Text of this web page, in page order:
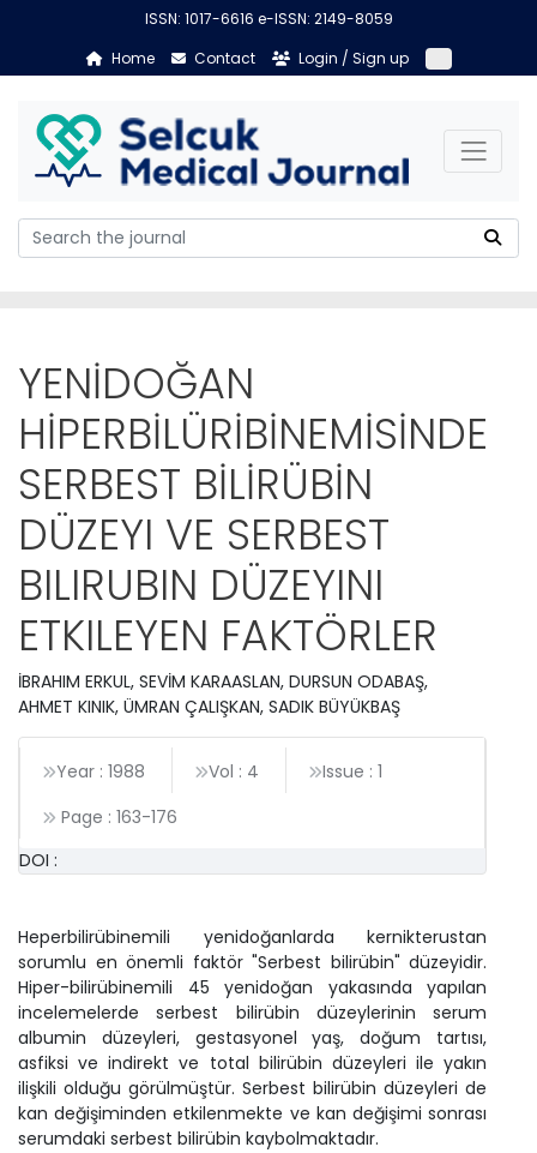
ISSN: 1017-6616 e-ISSN: 2149-8059
Home
Contact Login / Sign up
YENİDOĞAN
HİPERBİLÜRİBİNEMİSİNDE
SERBEST BİLİRÜBİN
DÜZEYI VE SERBEST
BILIRUBIN DÜZEYINI
ETKILEYEN FAKTÖRLER
İBRAHIM ERKUL, SEVİM KARAASLAN, DURSUN ODABAŞ,
AHMET KINIK, ÜMRAN ÇALIŞKAN, SADIK BÜYÜKBAŞ
Year : 1988 Vol : 4
Issue : 1
Page : 163-176
DOI :
Heperbilirübinemili yenidoğanlarda kernikterustan
sorumlu en önemli faktör "Serbest bilirübin" düzeyidir.
Hiper-bilirübinemili 45 yenidoğan yakasında yapılan
incelemelerde serbest bilirübin düzeylerinin serum
albumin düzeyleri, gestasyonel yaş, doğum tartısı,
asfiksi ve indirekt ve total bilirübin düzeyleri ile yakın
ilişkili olduğu görülmüştür. Serbest bilirübin düzeyleri de
kan değişiminden etkilenmekte ve kan değişimi sonrası
serumdaki serbest bilirübin kaybolmaktadır.